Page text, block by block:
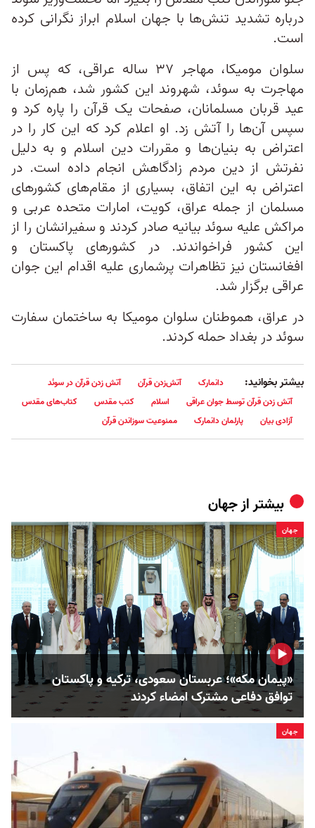
درباره تشدید تنش‌ها با جهان اسلام ابراز نگرانی کرده
است.
سلوان مومیکا، مهاجر ۳۷ ساله عراقی، که پس از
مهاجرت به سوئد، شهروند این کشور شد، هم‌زمان با
عید قربان مسلمانان، صفحات یک قرآن را پاره کرد و
سپس آن‌ها ‌را آتش زد. او اعلام کرد که این کار را در
اعتراض به بنیان‌ها و مقررات دین اسلام و به دلیل
نفرتش از دین مردم زادگاهش انجام داده است. در
اعتراض به این اتفاق، بسیاری از مقام‌های کشورهای
مسلمان از جمله عراق، کویت، امارات متحده عربی و
مراکش علیه سوئد بیانیه صادر کردند و سفیرانشان را از
این کشور فراخواندند. در کشورهای پاکستان و
افغانستان نیز تظاهرات‌ پرشماری علیه اقدام این جوان
عراقی برگزار شد.
در عراق، هموطنان سلوان مومیکا به ساختمان سفارت
سوئد در بغداد حمله کردند.
بیشتر بخوانید: دانمارک آتش‌زدن قرآن
آتش زدن قرآن در سوئد
آتش زدن قرآن توسط جوان عراقی
اسلام کتب مقدس
کتاب‌های مقدس
آزادی بیان
پارلمان دانمارک ممنوعیت سوزاندن قرآن
بیشتر ازجهان
جهان
«پیمان مکه»؛ عربستان سعودی، ترکیه و پاکستان
توافق دفاعی مشترک امضاء کردند
جهان